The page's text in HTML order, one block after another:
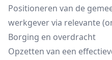
Positioneren van de
werkgever via relevante
Borging en overdracht
Opzetten van een